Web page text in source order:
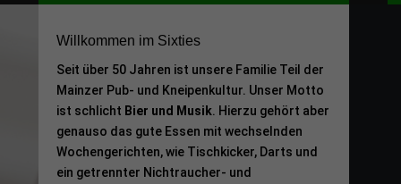
Willkommen im Sixties
Seit über 50 Jahren ist unsere Familie Teil der
Mainzer Pub- und Kneipenkultur. Unser Motto
ist schlicht Bier und Musik. Hierzu gehört aber
genauso das gute Essen mit wechselnden
Wochengerichten, wie Tischkicker, Darts und
ein getrennter Nichtraucher- und